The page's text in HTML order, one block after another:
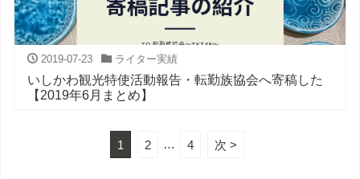
2019-07-23 ライター実績
いしかわ観光特使活動報告・転勤族協会へ寄稿した
【2019年6月まとめ】
1 2 … 4 次 >